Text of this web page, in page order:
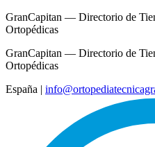
GranCapitan — Directorio de
Ortopédicas
GranCapitan — Directorio de
Ortopédicas
España |